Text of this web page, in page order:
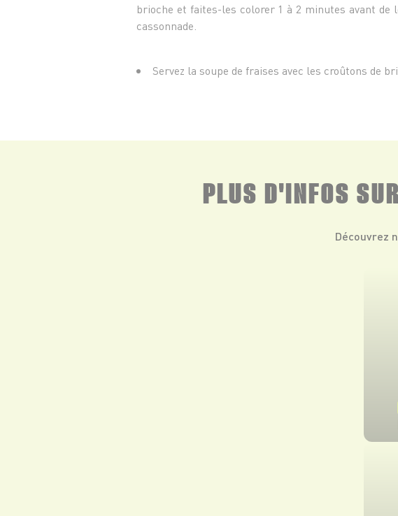
brioche et faites-les colorer 1 à 2 minutes avant de
cassonnade.
Servez la soupe de fraises avec les croûtons de
PLUS D'INFOS
Découvrez